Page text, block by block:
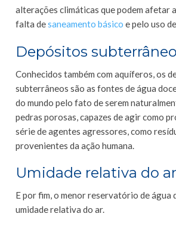
alterações climáticas que podem afetar
falta desaneamento básico e pelo uso
Depósitos
Conhecidos também com aquíferos, os
subterrâneos são as fontes de água
do mundo pelo fato de serem
pedras porosas, capazes de agir como
série de agentes agressores, como
provenientes da ação humana.
Umidade relativa do ar
E por fim, o menor reservatório de água
umidade relativa do ar.